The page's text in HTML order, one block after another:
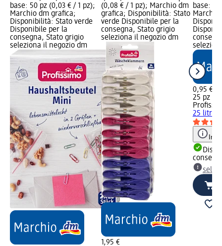
base: 50 pz (0,03 € / 1 pz);
Marchio dm grafica;
Disponibilità: Stato verde
Disponibile per la
consegna, Stato grigio
seleziona il negozio dm
(0,08 € / 1 pz); Marchio dm
grafica; Disponibilità: Stato
verde Disponibile per la
consegna, Stato grigio
seleziona il negozio dm
1,95 €
base:
Marchio
0,95 €
25 pz
25 litri,